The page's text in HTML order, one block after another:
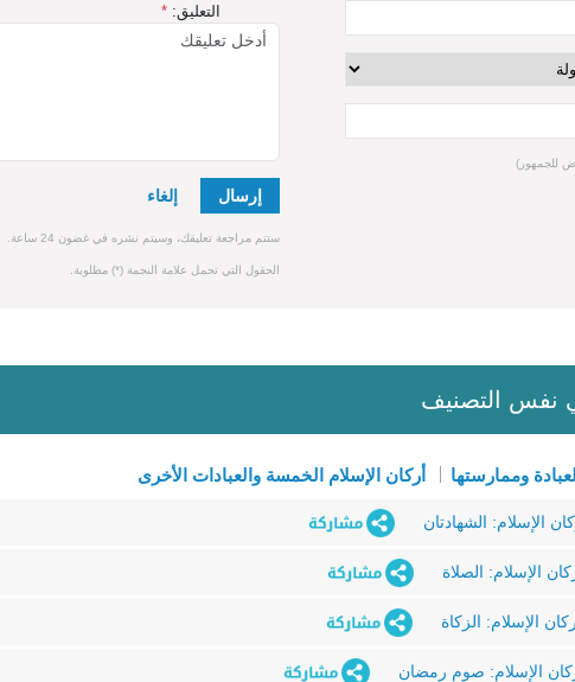
للجمهور)
التعليق:*
إرسال
ستتم مراجعة تعليقك، وسيتم نشره في غضون 24 ساعة.
الحقول التي تحمل علامة النجمة (*) مطلوبة.
نفس التصنيف
العبادة وممارستها أركان الإسلام الخمسة والعبادات الأخرى
الإسلام: الشهادتان
الإسلام: الصلاة
الإسلام: الزكاة
الإسلام: صوم رمضان